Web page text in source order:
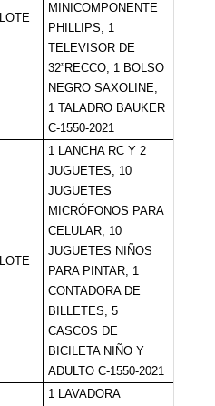
LOTE
MINICOMPONENTE
PHILLIPS, 1
TELEVISOR DE
32”RECCO, 1 BOLSO
NEGRO SAXOLINE,
1 TALADRO BAUKER
C-1550-2021
LOTE
1 LANCHA RC Y 2
JUGUETES, 10
JUGUETES
MICRÓFONOS PARA
CELULAR, 10
JUGUETES NIÑOS
PARA PINTAR, 1
CONTADORA DE
BILLETES, 5
CASCOS DE
BICILETA NIÑO Y
ADULTO C-1550-2021
1 LAVADORA